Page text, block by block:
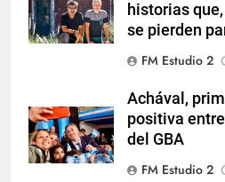
historias
se pierden
FM Estudio 2
Achával,
positiva
del GBA
FM Estudio 2